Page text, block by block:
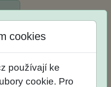
cookies
používají ke
cookie. Pro